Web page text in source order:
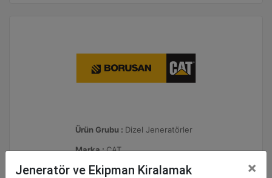
Ürün Grubu : Dizel Jeneratörler
Marka :CAT
Model :C18 605 kVA
Jeneratör ve Ekipman Kiralamak
×